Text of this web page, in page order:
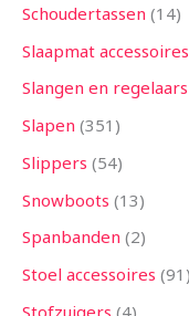
Schoudertassen 14
Slaapmat accessoires
Slangen en regelaars
Slapen 351
Slippers 54
Snowboots 13
Spanbanden 2
Stoel accessoires 91
Stofzuigers 4